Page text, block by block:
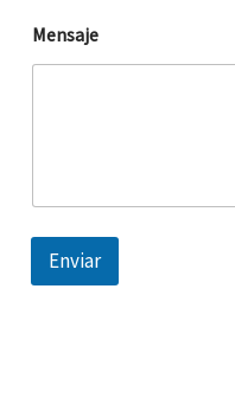
Mensaje
Enviar